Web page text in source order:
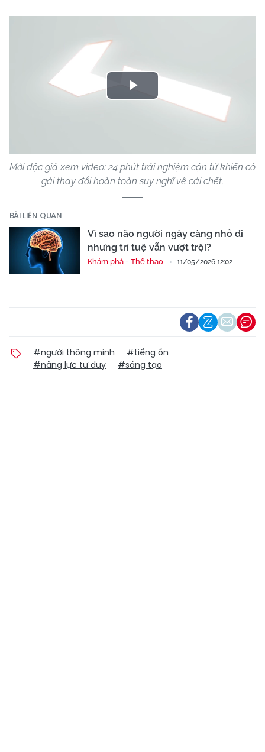
Play
Mời độc giả xem video: 24 phút trải nghiệm cận tử khiến cô
gái thay đổi hoàn toàn suy nghĩ về cái chết.
BÀI LIÊN QUAN
Vì sao não người ngày càng nhỏ đi
nhưng trí tuệ vẫn vượt trội?
Khám phá - Thể thao 11/05/2026 12:02
#người thông minh
#tiếng ồn
#năng lực tư duy
#sáng tạo